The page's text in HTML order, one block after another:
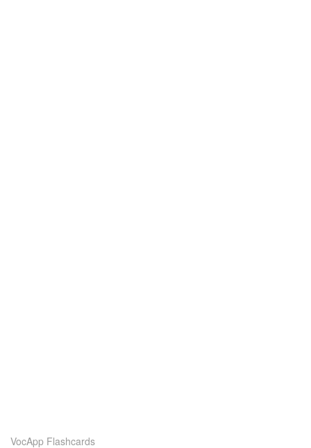
VocApp Flashcards